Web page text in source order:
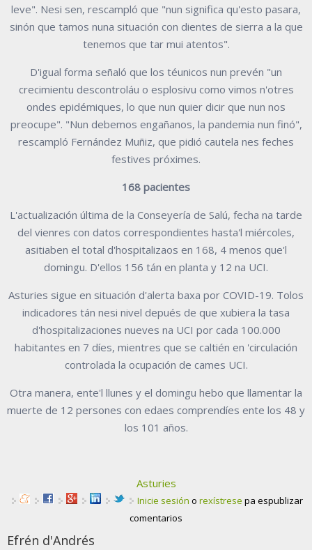
leve". Nesi sen, rescampló que "nun significa qu'esto pasara,
sinón que tamos nuna situación con dientes de sierra a la que
tenemos que tar mui atentos".
D'igual forma señaló que los téunicos nun prevén "un
crecimientu descontroláu o esplosivu como vimos n'otres
ondes epidémiques, lo que nun quier dicir que nun nos
preocupe". "Nun debemos engañanos, la pandemia nun finó",
rescampló Fernández Muñiz, que pidió cautela nes feches
festives próximes.
168 pacientes
L'actualización última de la Conseyería de Salú, fecha na tarde
del vienres con datos correspondientes hasta'l miércoles,
asitiaben el total d'hospitalizaos en 168, 4 menos que'l
domingu. D'ellos 156 tán en planta y 12 na UCI.
Asturies sigue en situación d'alerta baxa por COVID-19. Tolos
indicadores tán nesi nivel depués de que xubiera la tasa
d'hospitalizaciones nueves na UCI por cada 100.000
habitantes en 7 díes, mientres que se caltién en 'circulación
controlada la ocupación de cames UCI.
Otra manera, ente'l llunes y el domingu hebo que llamentar la
muerte de 12 persones con edaes comprendíes ente los 48 y
los 101 años.
Asturies
Inicie sesión o rexístrese pa espublizar
comentarios
Efrén d'Andrés